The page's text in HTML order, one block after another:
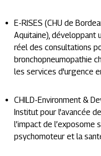
E-RISES (CHU de
Aquitaine), développant
réel des consultations
bronchopneumopathie
les services d'urgence
CHILD-Environment &
Institut pour l'avancée
l’impact de
psychomoteur et la